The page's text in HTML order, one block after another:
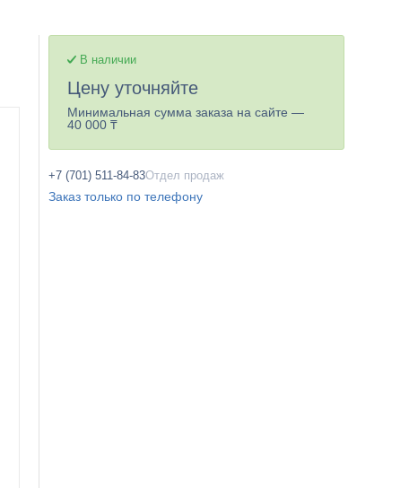
В наличии
Цену уточняйте
Минимальная сумма заказа на сайте —
40 000 ₸
+7 (701) 511-84-83Отдел продаж
Заказ только по телефону